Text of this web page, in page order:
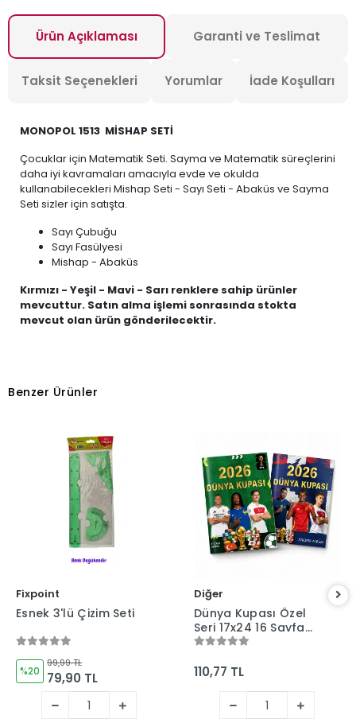
Ürün Açıklaması Garanti ve Teslimat
Taksit Seçenekleri Yorumlar İade Koşulları
MONOPOL 1513 MİSHAP SETİ
Çocuklar için Matematik Seti. Sayma ve Matematik süreçlerini
daha iyi kavramaları amacıyla evde ve okulda
kullanabilecekleri Mishap Seti - Sayı Seti - Abaküs ve Sayma
Seti sizler için satışta.
Sayı Çubuğu
Sayı Fasülyesi
Mishap - Abaküs
Kırmızı - Yeşil - Mavi - Sarı renklere sahip ürünler
mevcuttur. Satın alma işlemi sonrasında stokta
mevcut olan ürün gönderilecektir.
Benzer Ürünler
Fixpoint
Esnek 3'lü Çizim Seti
%20
99,99 TL
79,90 TL
Diğer
Dünya Kupası Özel
Seri 17x24 16 Sayfa
Sticker Albüm (Mavi
110,77 TL